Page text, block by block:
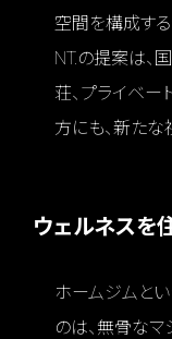
空間を構成する
NT.の提案は、
荘、プライベー
方にも、新たな
ウェルネスを
ホームジムと
のは、無骨な